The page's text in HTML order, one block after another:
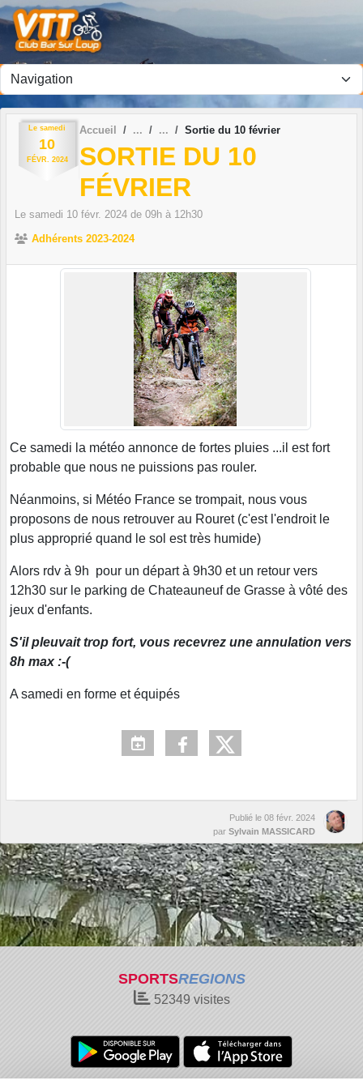
Le samedi
10
FÉVR. 2024
Accueil Sortie du 10 février
SORTIE DU 10
FÉVRIER
Le samedi 10 févr. 2024 de 09h à 12h30
Adhérents 2023-2024
Ce samedi la météo annonce de fortes pluies ...il est fort
probable que nous ne puissions pas rouler.
Néanmoins, si Météo France se trompait, nous vous
proposons de nous retrouver au Rouret (c'est l'endroit le
plus approprié quand le sol est très humide)
Alors rdv à 9h pour un départ à 9h30 et un retour vers
12h30 sur le parking de Chateauneuf de Grasse à vôté des
jeux d'enfants.
S'il pleuvait trop fort, vous recevrez une annulation vers
8h max :-(
A samedi en forme et équipés
Publié le 08 févr. 2024
par Sylvain MASSICARD
SPORTSREGIONS
52349 visites
Panneau de gestion des cookies